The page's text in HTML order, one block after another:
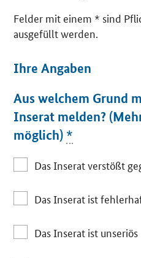
Felder mit einem * sind
ausgefüllt werden.
Ihre Angaben
Aus welchem Grund
Inserat melden?
möglich) *
Das Inserat verstößt
Das Inserat ist
Das Inserat ist unseriös